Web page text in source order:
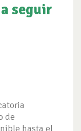
seguir
de
hasta el